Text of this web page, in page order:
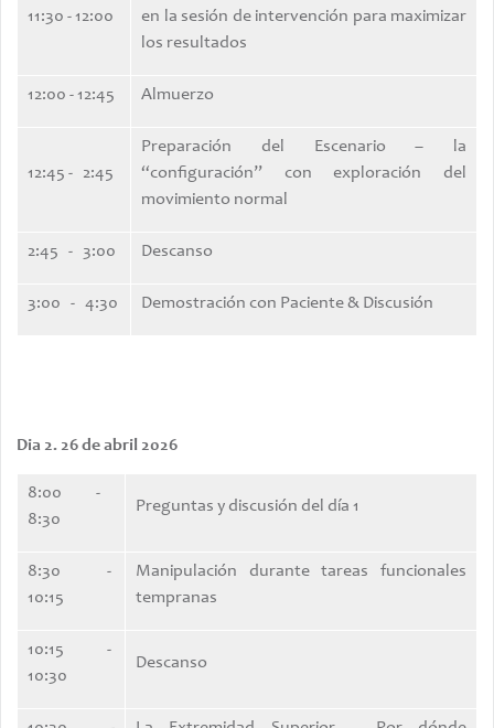
11:30 - 12:00
en la sesión de intervención para maximizar
los resultados
12:00 - 12:45 Almuerzo
12:45 - 2:45
Preparación del Escenario – la
“configuración” con exploración del
movimiento normal
2:45 - 3:00 Descanso
3:00 - 4:30 Demostración con Paciente & Discusión
Dia 2. 26 de abril 2026
8:00 -
8:30
Preguntas y discusión del día 1
8:30 -
10:15
Manipulación durante tareas funcionales
tempranas
10:15 -
10:30
Descanso